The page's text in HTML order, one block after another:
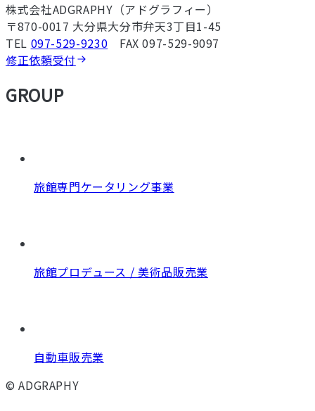
株式会社ADGRAPHY（アドグラフィー）
〒870-0017 大分県大分市弁天3丁目1-45
TEL 097-529-9230 FAX 097-529-9097
修正依頼受付
GROUP
旅館専門ケータリング事業
旅館プロデュース / 美術品販売業
自動車販売業
© ADGRAPHY